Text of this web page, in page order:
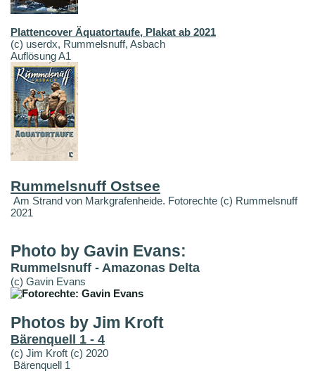
Plattencover Äquatortaufe, Plakat ab 2021
(c) userdx, Rummelsnuff, Asbach
Auflösung A1
Rummelsnuff Ostsee
Am Strand von Markgrafenheide. Fotorechte (c) Rummelsnuff
2021
Photo by Gavin Evans:
Rummelsnuff - Amazonas Delta
(c) Gavin Evans
Photos by Jim Kroft
Bärenquell 1 - 4
(c) Jim Kroft (c) 2020
Bärenquell 1